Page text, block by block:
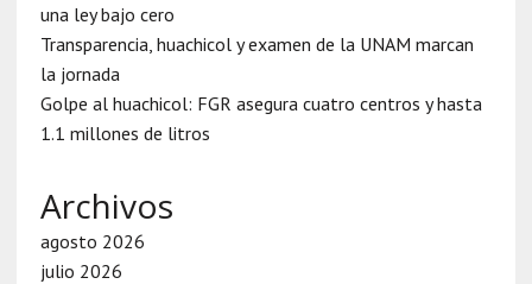
una ley bajo cero
Transparencia, huachicol y examen de la UNAM marcan
la jornada
Golpe al huachicol: FGR asegura cuatro centros y hasta
1.1 millones de litros
Archivos
agosto 2026
julio 2026